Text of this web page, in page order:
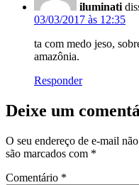
iluminati
03/03/2017 às 12:35
ta com medo jeso,
amazônia.
Responder
Deixe um
O seu endereço de e-mail
são marcados com *
Comentário *